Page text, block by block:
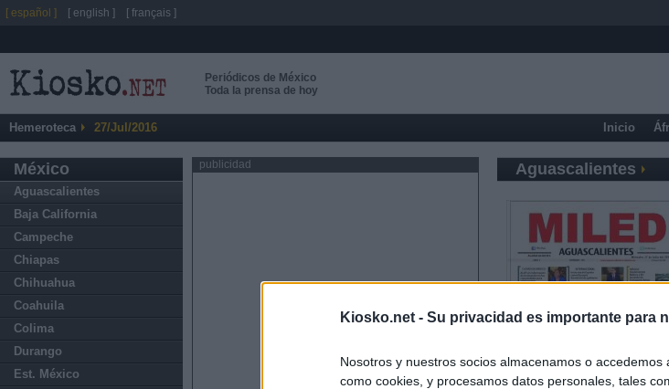
Kiosko.net - Su privacidad es importante para
Nosotros y nuestros socios almacenamos o
como cookies, y procesamos datos personales, tales
Periódicos de México
Toda la prensa de hoy
Hemeroteca 27/Jul/2016 Inicio
México
Aguascalientes
Baja California
Campeche
Chiapas
Chihuahua
Coahuila
Colima
Durango
Est. México
publicidad Aguascalientes
[ español ] [ english ] [ français ]